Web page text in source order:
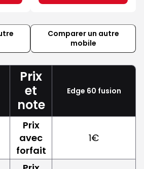
Comparer un autre
mobile
Prix
et
note
Edge 60 fusion
Prix
avec
forfait
1€